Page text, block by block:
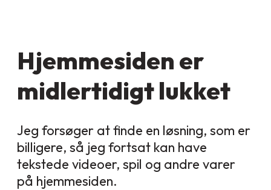
Hjemmesiden er
midlertidigt lukket
Jeg forsøger at finde en løsning, som er
billigere, så jeg fortsat kan have
tekstede videoer, spil og andre varer
på hjemmesiden.